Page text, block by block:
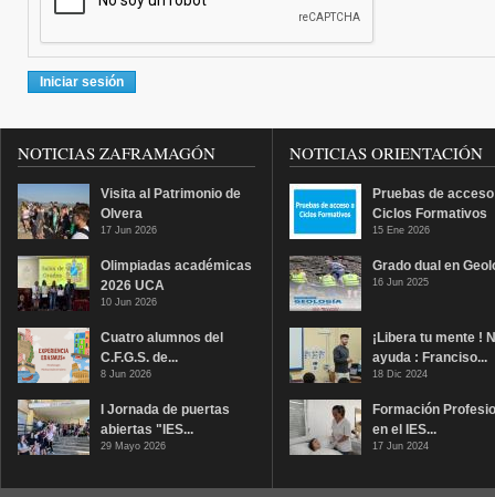
NOTICIAS ZAFRAMAGÓN
Visita al Patrimonio de
Olvera
17 Jun 2026
Olimpiadas académicas
2026 UCA
10 Jun 2026
Cuatro alumnos del
C.F.G.S. de...
8 Jun 2026
I Jornada de puertas
abiertas "IES...
29 Mayo 2026
NOTICIAS ORIENTACIÓN
Pruebas de
Ciclos Formativos
15 Ene 2026
Grado dual en
16 Jun 2025
¡Libera tu mente !
ayuda : Franciso...
18 Dic 2024
Formación
en el IES...
17 Jun 2024